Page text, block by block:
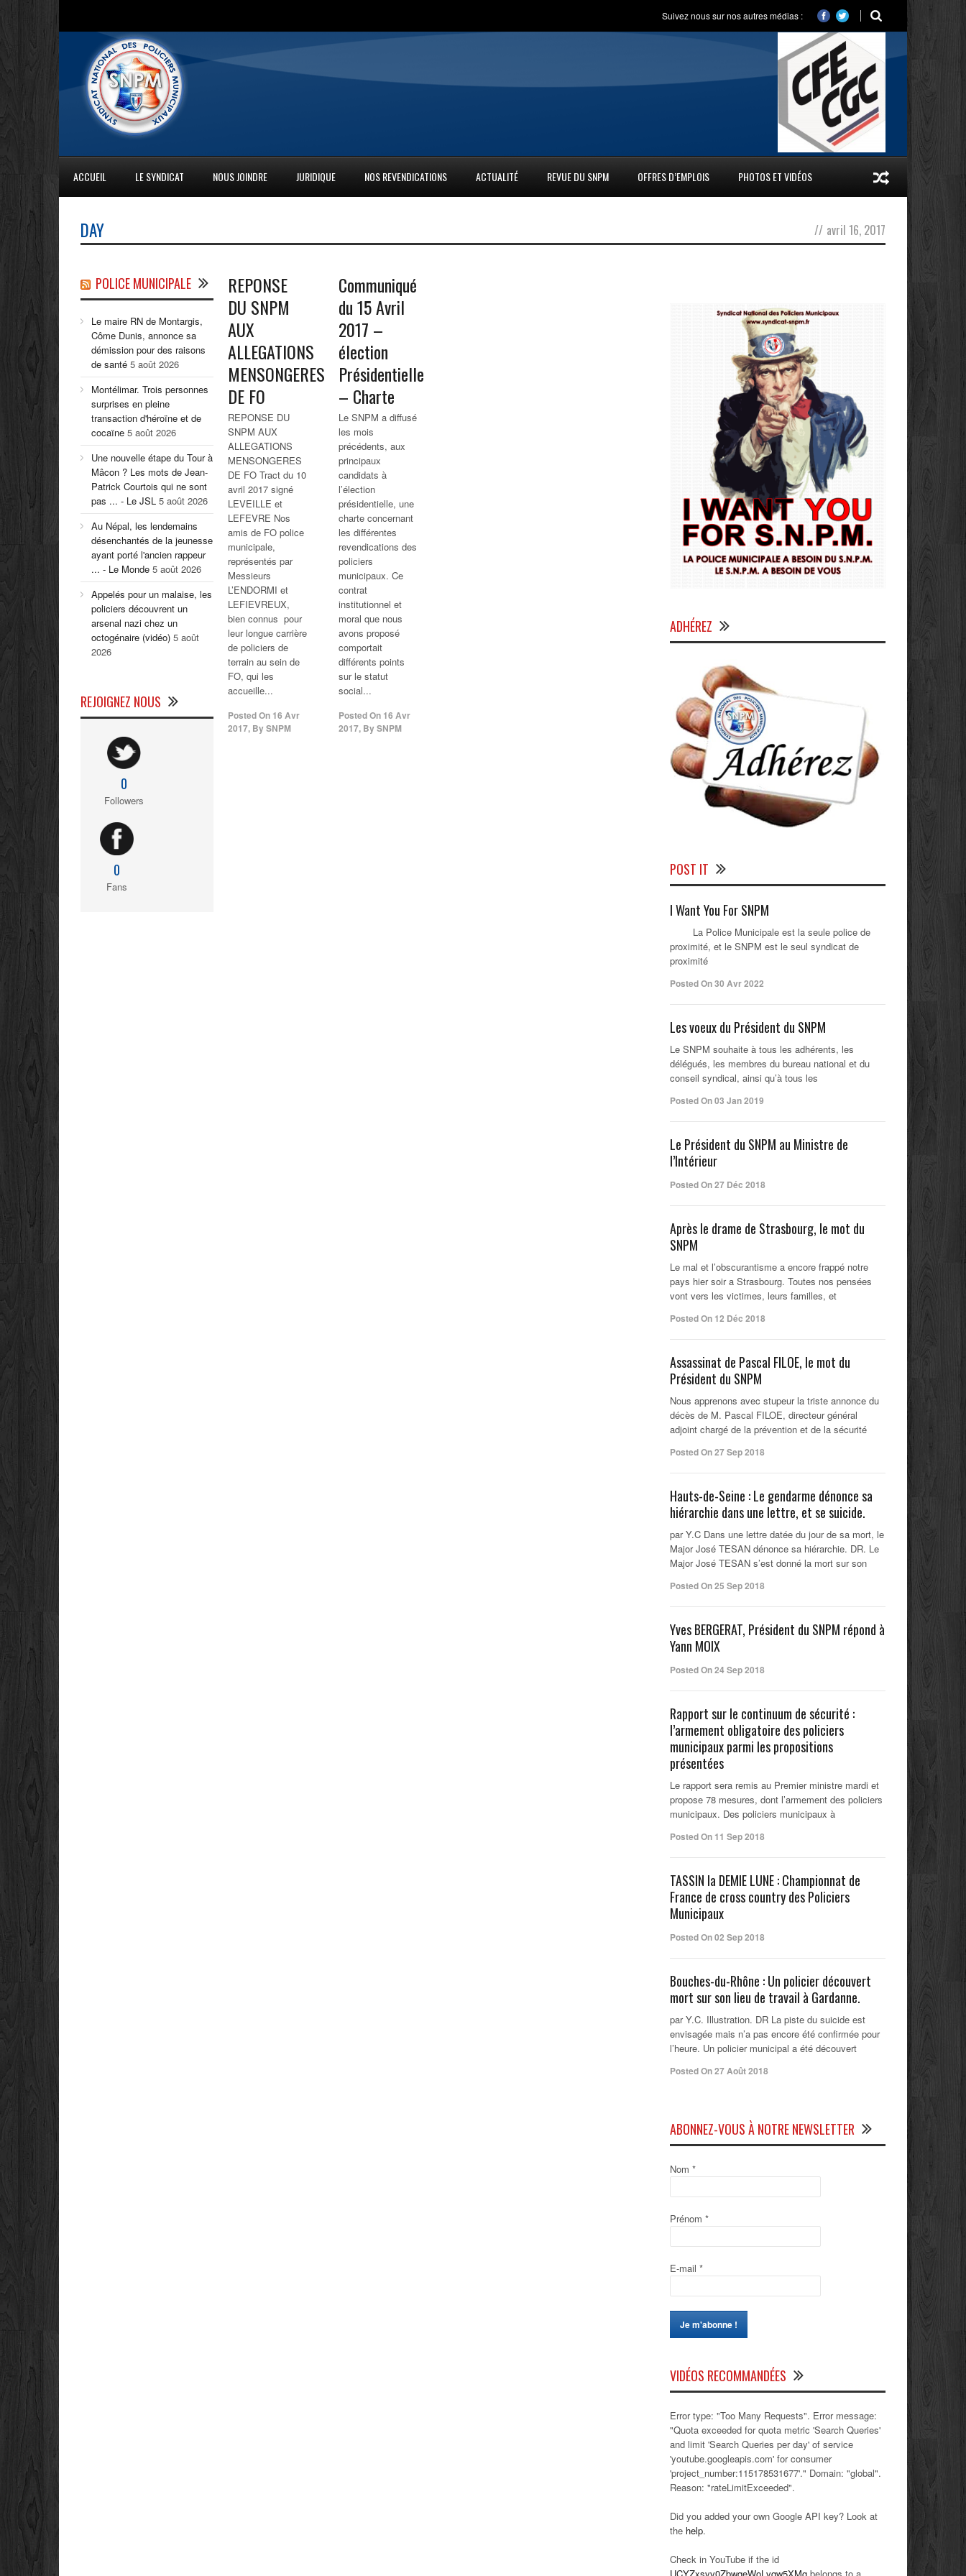
Suivez nous sur nos autres médias :
ACCUEIL LE SYNDICAT NOUS JOINDRE JURIDIQUE NOS REVENDICATIONS ACTUALITÉ REVUE DU SNPM OFFRES D’EMPLOIS PHOTOS ET VIDÉOS
DAY // avril 16, 2017
REPONSE
DU SNPM
AUX
ALLEGATIONS
MENSONGERES
DE FO
REPONSE DU
SNPM AUX
ALLEGATIONS
MENSONGERES
DE FO Tract du 10
avril 2017 signé
LEVEILLE et
LEFEVRE Nos
amis de FO police
municipale,
représentés par
Messieurs
L’ENDORMI et
LEFIEVREUX,
bien connus pour
leur longue carrière
de policiers de
terrain au sein de
FO, qui les
accueille...
Posted On 16 Avr
2017, BySNPM
Communiqué
du 15 Avril
2017 –
élection
Présidentielle
– Charte
Le SNPM a diffusé
les mois
précédents, aux
principaux
candidats à
l’élection
présidentielle, une
charte concernant
les différentes
revendications des
policiers
municipaux. Ce
contrat
institutionnel et
moral que nous
avons proposé
comportait
différents points
sur le statut
social...
Posted On 16 Avr
2017, BySNPM
POLICE MUNICIPALE
Le maire RN de Montargis,
Côme Dunis, annonce sa
démission pour des raisons
de santé 5 août 2026
Montélimar. Trois personnes
surprises en pleine
transaction d'héroïne et de
cocaïne 5 août 2026
Une nouvelle étape du Tour à
Mâcon ? Les mots de Jean-
Patrick Courtois qui ne sont
pas ... - Le JSL 5 août 2026
Au Népal, les lendemains
désenchantés de la jeunesse
ayant porté l'ancien rappeur
... - Le Monde 5 août 2026
Appelés pour un malaise, les
policiers découvrent un
arsenal nazi chez un
octogénaire (vidéo) 5 août
2026
REJOIGNEZ NOUS
0
Followers
0
Fans
ADHÉREZ
POST IT
I Want You For SNPM
La Police Municipale est la seule police de
proximité, et le SNPM est le seul syndicat de
proximité
Posted On 30 Avr 2022
Les voeux du Président du SNPM
Le SNPM souhaite à tous les adhérents, les
délégués, les membres du bureau national et du
conseil syndical, ainsi qu’à tous les
Posted On 03 Jan 2019
Le Président du SNPM au Ministre de
l’Intérieur
Posted On 27 Déc 2018
Après le drame de Strasbourg, le mot du
SNPM
Le mal et l’obscurantisme a encore frappé notre
pays hier soir a Strasbourg. Toutes nos pensées
vont vers les victimes, leurs familles, et
Posted On 12 Déc 2018
Assassinat de Pascal FILOE, le mot du
Président du SNPM
Nous apprenons avec stupeur la triste annonce du
décès de M. Pascal FILOE, directeur général
adjoint chargé de la prévention et de la sécurité
Posted On 27 Sep 2018
Hauts-de-Seine : Le gendarme dénonce sa
hiérarchie dans une lettre, et se suicide.
par Y.C Dans une lettre datée du jour de sa mort, le
Major José TESAN dénonce sa hiérarchie. DR. Le
Major José TESAN s’est donné la mort sur son
Posted On 25 Sep 2018
Yves BERGERAT, Président du SNPM répond à
Yann MOIX
Posted On 24 Sep 2018
Rapport sur le continuum de sécurité :
l’armement obligatoire des policiers
municipaux parmi les propositions
présentées
Le rapport sera remis au Premier ministre mardi et
propose 78 mesures, dont l’armement des policiers
municipaux. Des policiers municipaux à
Posted On 11 Sep 2018
TASSIN la DEMIE LUNE : Championnat de
France de cross country des Policiers
Municipaux
Posted On 02 Sep 2018
Bouches-du-Rhône : Un policier découvert
mort sur son lieu de travail à Gardanne.
par Y.C. Illustration. DR La piste du suicide est
envisagée mais n’a pas encore été confirmée pour
l’heure. Un policier municipal a été découvert
Posted On 27 Août 2018
ABONNEZ-VOUS À NOTRE NEWSLETTER
Nom *
Prénom *
E-mail *
VIDÉOS RECOMMANDÉES
Error type: "Too Many Requests". Error message:
"Quota exceeded for quota metric 'Search Queries'
and limit 'Search Queries per day' of service
'youtube.googleapis.com' for consumer
'project_number:115178531677'." Domain: "global".
Reason: "rateLimitExceeded".
Did you added your own Google API key? Look at
the help.
Check in YouTube if the id
UCYZxsvv0ZbwqeWoLvqw5XMg belongs to a